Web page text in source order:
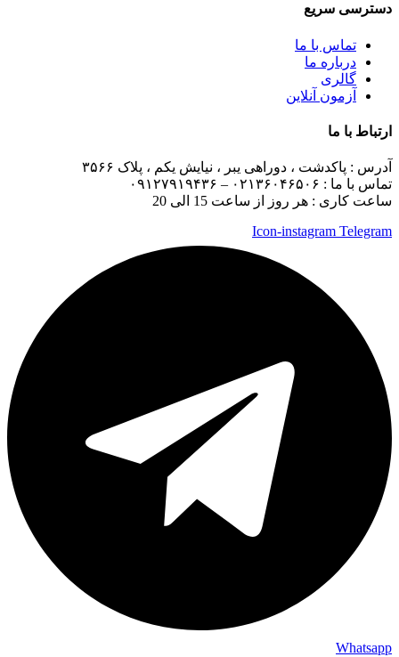
دسترسی سریع
تماس با ما
درباره ما
گالری
آزمون آنلاین
ارتباط با ما
آدرس : پاکدشت ، دوراهی یبر ، نیایش یکم ، پلاک ۳۵۶۶
تماس با ما :
ساعت کاری : هر روز از ساعت 15 الی 20
Icon-instagram Telegram
Whatsapp